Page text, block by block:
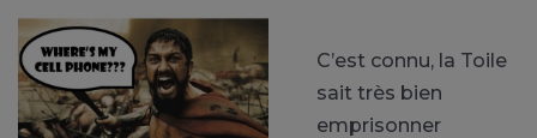
C’est connu, la Toile
sait très bien
emprisonner